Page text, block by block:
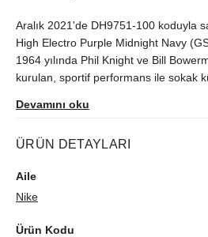
Aralık 2021'de DH9751-100 koduyla
High Electro Purple Midnight Navy
1964 yılında Phil Knight ve Bill
kurulan, sportif performans ile sokak
üretilen model, orijinallik kontrolünden
Devamını oku
ÜRÜN DETAYLARI
Aile
Nike
Ürün Kodu